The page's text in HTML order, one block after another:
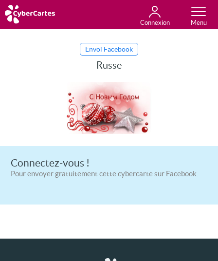
Connexion
Toutes les cartes
Envoi Facebook
Russe
Connectez-vous !
Pour envoyer gratuitement cette cybercarte sur Facebook.